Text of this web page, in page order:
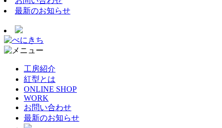
最新のお知らせ
工房紹介
紅型とは
ONLINE SHOP
WORK
お問い合わせ
最新のお知らせ